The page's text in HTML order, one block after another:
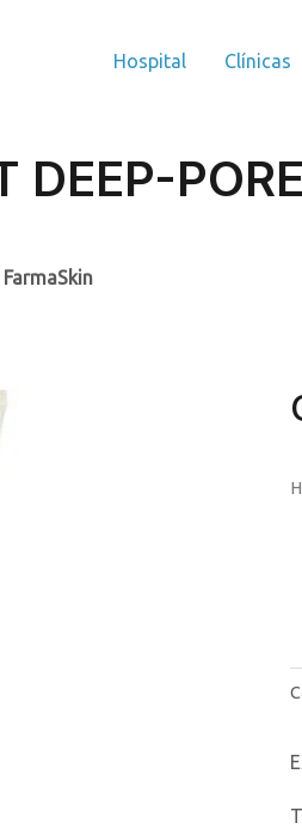
Hospital Clínicas
DEEP-